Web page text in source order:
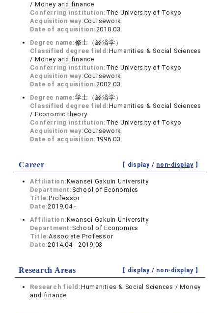
/ Money and finance
Conferring institution: The University of Tokyo
Acquisition way:Coursework
Date of acquisition:2010.03
Degree name:修士（経済学）
Classified degree field:Humanities & Social Sciences
/ Money and finance
Conferring institution: The University of Tokyo
Acquisition way:Coursework
Date of acquisition:2002.03
Degree name:学士（経済学）
Classified degree field:Humanities & Social Sciences
/ Economic theory
Conferring institution: The University of Tokyo
Acquisition way:Coursework
Date of acquisition: 1996.03
Career 【 display / non-display】
Affiliation:Kwansei Gakuin University
Department: School of Economics
Title:Professor
Date:2019.04 -
Affiliation:Kwansei Gakuin University
Department: School of Economics
Title:Associate Professor
Date:2014.04 - 2019.03
Research Areas 【 display / non-display】
Research field:Humanities & Social Sciences / Money
and finance